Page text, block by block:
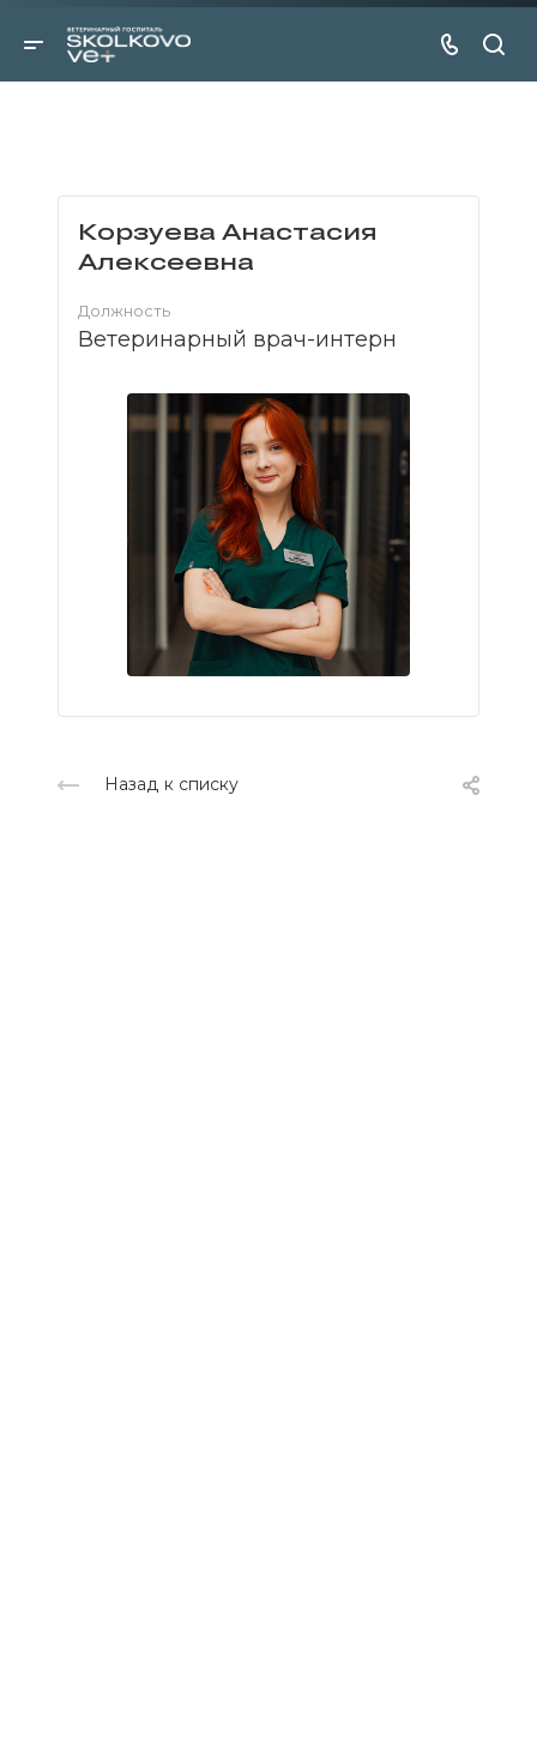
Корзуева Анастасия
Алексеевна
Должность
Ветеринарный врач-интерн
Назад к списку